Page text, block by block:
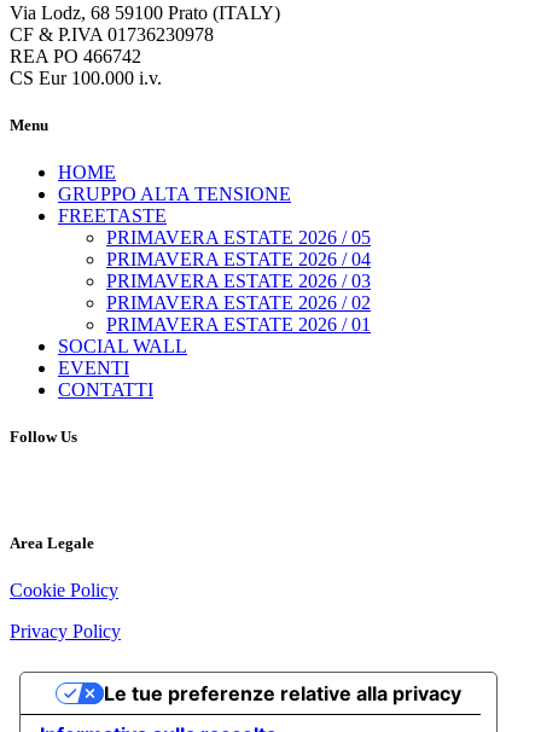
Via Lodz, 68 59100 Prato (ITALY)
CF & P.IVA 01736230978
REA PO 466742
CS Eur 100.000 i.v.
Menu
HOME
GRUPPO ALTA TENSIONE
FREETASTE
PRIMAVERA ESTATE 2026 / 05
PRIMAVERA ESTATE 2026 / 04
PRIMAVERA ESTATE 2026 / 03
PRIMAVERA ESTATE 2026 / 02
PRIMAVERA ESTATE 2026 / 01
SOCIAL WALL
EVENTI
CONTATTI
Follow Us
Area Legale
Cookie Policy
Privacy Policy
Le tue preferenze relative alla privacy